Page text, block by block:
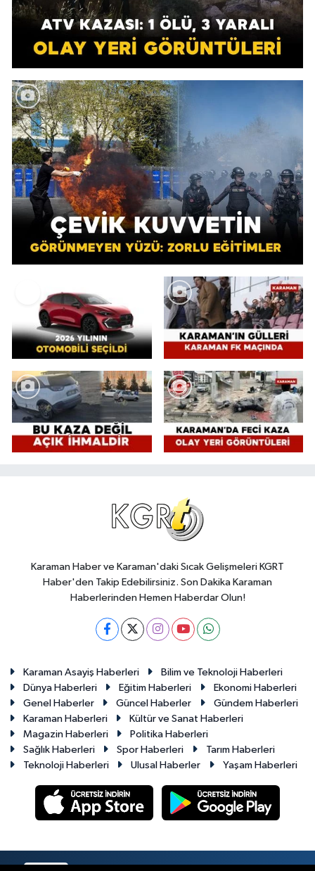
Karaman Haber ve Karaman'daki Sıcak Gelişmeleri KGRT
Haber'den Takip Edebilirsiniz. Son Dakika Karaman
Haberlerinden Hemen Haberdar Olun!
Karaman Asayiş Haberleri
Bilim ve Teknoloji Haberleri
Dünya Haberleri
Eğitim Haberleri
Ekonomi Haberleri
Genel Haberler
Güncel Haberler
Gündem Haberleri
Karaman Haberleri
Kültür ve Sanat Haberleri
Magazin Haberleri
Politika Haberleri
Sağlık Haberleri
Spor Haberleri
Tarım Haberleri
Teknoloji Haberleri
Ulusal Haberler Yaşam Haberleri